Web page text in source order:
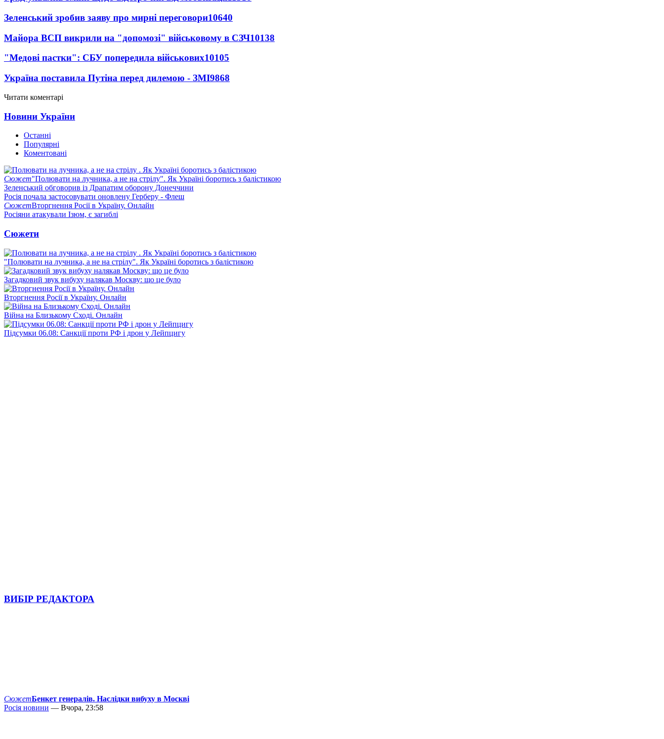
Зеленський зробив заяву про мирні переговори10640
Майора ВСП викрили на "допомозі" військовому в СЗЧ10138
"Медові пастки": СБУ попередила військових10105
Україна поставила Путіна перед дилемою - ЗМІ9868
Читати коментарі
Новини України
Останні
Популярні
Коментовані
Сюжет"Полювати на лучника, а не на стрілу". Як Україні боротись з балістикою
Зеленський обговорив із Драпатим оборону Донеччини
Росія почала застосовувати оновлену Герберу - Флеш
СюжетВторгнення Росії в Україну. Онлайн
Росіяни атакували Ізюм, є загиблі
Сюжети
"Полювати на лучника, а не на стрілу". Як Україні боротись з балістикою
Загадковий звук вибуху налякав Москву: що це було
Вторгнення Росії в Україну. Онлайн
Війна на Близькому Сході. Онлайн
Підсумки 06.08: Санкції проти РФ і дрон у Лейпцигу
ВИБІР РЕДАКТОРА
СюжетБенкет генералів. Наслідки вибуху в Москві
Росія новини — Вчора, 23:58